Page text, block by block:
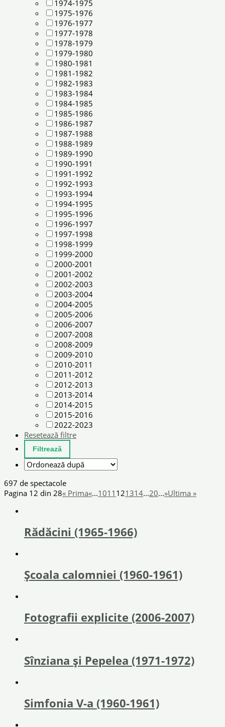
1974-1975
1975-1976
1976-1977
1977-1978
1978-1979
1979-1980
1980-1981
1981-1982
1982-1983
1983-1984
1984-1985
1985-1986
1986-1987
1987-1988
1988-1989
1989-1990
1990-1991
1991-1992
1992-1993
1993-1994
1994-1995
1995-1996
1996-1997
1997-1998
1998-1999
1999-2000
2000-2001
2001-2002
2002-2003
2003-2004
2004-2005
2005-2006
2006-2007
2007-2008
2008-2009
2009-2010
2010-2011
2011-2012
2012-2013
2013-2014
2014-2015
2015-2016
2022-2023
Resetează filtre
697 de spectacole
Pagina 12 din 28« Prima«...1011 121314...20...»Ultima »
Rădăcini (1965-1966)
Școala calomniei (1960-1961)
Fotografii explicite (2006-2007)
Sînziana și Pepelea (1971-1972)
Simfonia V-a (1960-1961)